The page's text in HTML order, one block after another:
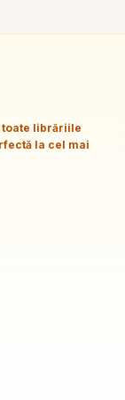
toate librăriile
la cel mai